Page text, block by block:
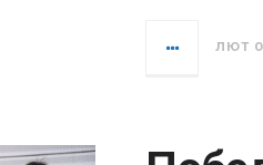
ЛЮТ